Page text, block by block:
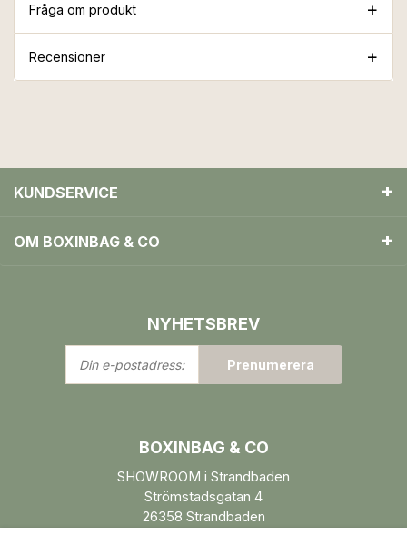
Fråga om produkt
Recensioner
KUNDSERVICE
OM BOXINBAG & CO
NYHETSBREV
Din
e-
Prenumerera
BOXINBAG & CO
SHOWROOM i Strandbaden
Strömstadsgatan 4
26358 Strandbaden